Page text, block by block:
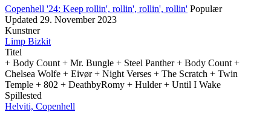
Copenhell '24: Keep rollin', rollin', rollin', rollin' Populær
Updated 29. November 2023
Kunstner
Limp Bizkit
Titel
+ Body Count + Mr. Bungle + Steel Panther + Body Count +
Chelsea Wolfe + Eivør + Night Verses + The Scratch + Twin
Temple + 802 + DeathbyRomy + Hulder + Until I Wake
Spillested
Helviti, Copenhell